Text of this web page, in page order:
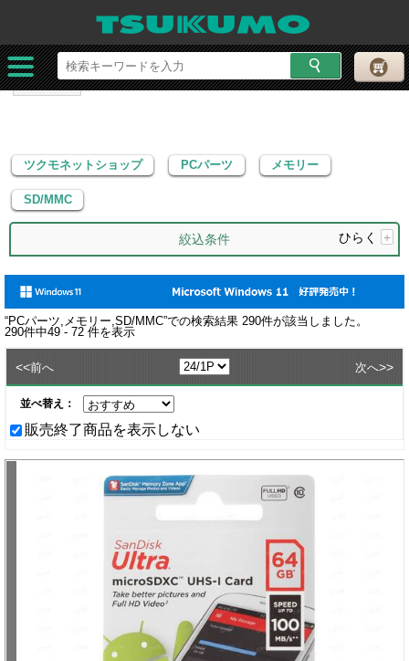
ツクモネットショップ PCパーツ
SD/MMC
ツクモネットショップ PCパーツ メモリー
SD/MMC
絞込条件 ひらく +
“PCパーツ,メモリー,SD/MMC”での検索結果 290件が該当しました。
290件中49 - 72 件を表示
<<前へ 次へ>>
並べ替え：
販売終了商品を表示しない